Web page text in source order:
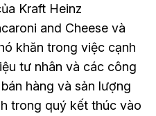
Kraft Heinz
and Cheese và
khăn trong việc cạnh
tư nhân và các công
hàng và sản lượng
trong quý kết thúc vào